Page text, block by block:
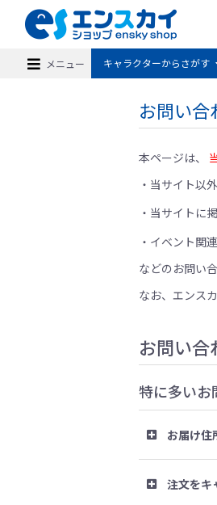
メニュー キャラクターからさがす
お問い合
本ページは、
当サイト以
当サイトに
イベント関
などのお問い
なお、エンス
お問い合
特に多いお
お届け住
注文をキ